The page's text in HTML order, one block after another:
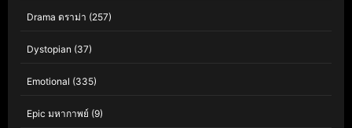
Drama ดราม่า (257)
Dystopian (37)
Emotional (335)
Epic มหากาพย์ (9)